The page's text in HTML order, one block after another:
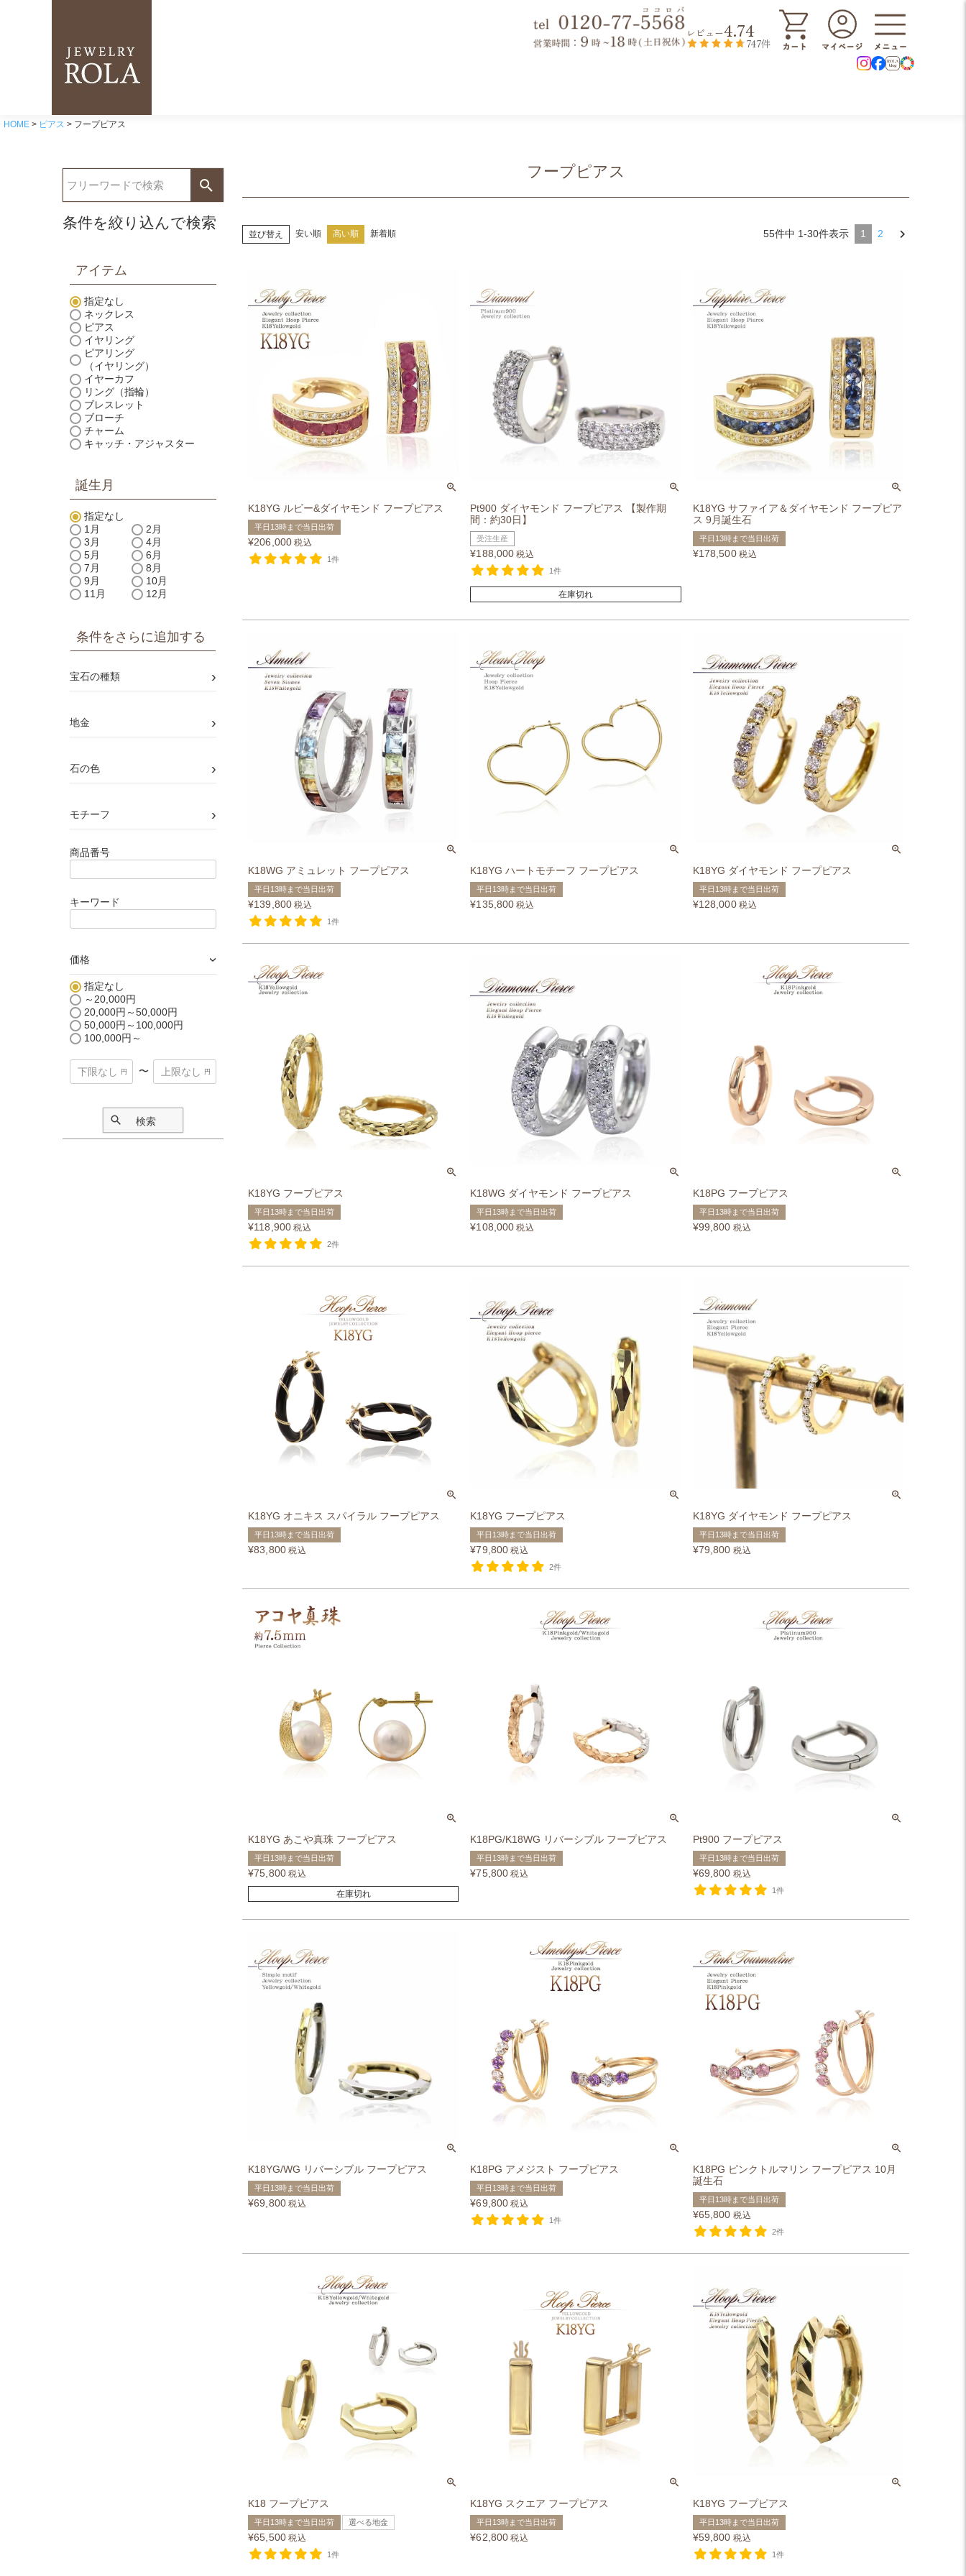
レビュー4.74
747件
HOME ピアス フープピアス
条件を絞り込んで検索
アイテム
指定なし
ネックレス
ピアス
イヤリング
ピアリング
（イヤリング）
イヤーカフ
リング（指輪）
ブレスレット
ブローチ
チャーム
キャッチ・アジャスター
誕生月
指定なし
1月
2月
3月
4月
5月
6月
7月
8月
9月
10月
11月
12月
条件をさらに追加する
宝石の種類 ›
地金 ›
石の色 ›
モチーフ ›
商品番号
キーワード
価格 ›
指定なし
～20,000円
20,000円～50,000円
50,000円～100,000円
100,000円～
〜
検索
フープピアス
並び替え 安い順 高い順 新着順 55件中 1-30件表示 1 2
K18YG ルビー&ダイヤモンド フープピアス
平日13時まで当日出荷
¥206,000 税込
1件
Pt900 ダイヤモンド フープピアス 【製作期
間：約30日】
受注生産
¥188,000 税込
1件
在庫切れ
K18YG サファイア＆ダイヤモンド フープピア
ス 9月誕生石
平日13時まで当日出荷
¥178,500 税込
K18WG アミュレット フープピアス
平日13時まで当日出荷
¥139,800 税込
1件
K18YG ハートモチーフ フープピアス
平日13時まで当日出荷
¥135,800 税込
K18YG ダイヤモンド フープピアス
平日13時まで当日出荷
¥128,000 税込
K18YG フープピアス
平日13時まで当日出荷
¥118,900 税込
2件
K18WG ダイヤモンド フープピアス
平日13時まで当日出荷
¥108,000 税込
K18PG フープピアス
平日13時まで当日出荷
¥99,800 税込
K18YG オニキス スパイラル フープピアス
平日13時まで当日出荷
¥83,800 税込
K18YG フープピアス
平日13時まで当日出荷
¥79,800 税込
2件
K18YG ダイヤモンド フープピアス
平日13時まで当日出荷
¥79,800 税込
K18YG あこや真珠 フープピアス
平日13時まで当日出荷
¥75,800 税込
在庫切れ
K18PG/K18WG リバーシブル フープピアス
平日13時まで当日出荷
¥75,800 税込
Pt900 フープピアス
平日13時まで当日出荷
¥69,800 税込
1件
K18YG/WG リバーシブル フープピアス
平日13時まで当日出荷
¥69,800 税込
K18PG アメジスト フープピアス
平日13時まで当日出荷
¥69,800 税込
1件
K18PG ピンクトルマリン フープピアス 10月
誕生石
平日13時まで当日出荷
¥65,800 税込
2件
K18 フープピアス
平日13時まで当日出荷 選べる地金
¥65,500 税込
1件
K18YG スクエア フープピアス
平日13時まで当日出荷
¥62,800 税込
K18YG フープピアス
平日13時まで当日出荷
¥59,800 税込
1件